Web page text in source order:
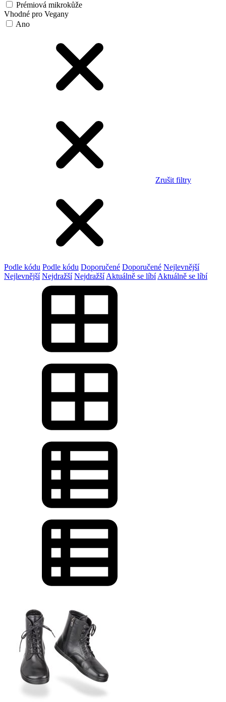
Prémiová mikrokůže
Vhodné pro Vegany
Ano
Zrušit filtry
Podle kódu Podle kódu Doporučené Doporučené Nejlevnější
Nejlevnější Nejdražší Nejdražší Aktuálně se líbí Aktuálně se líbí